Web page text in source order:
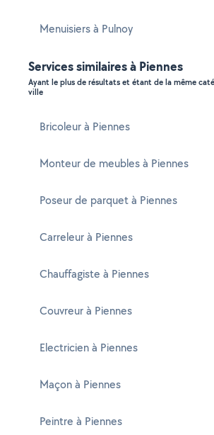
Menuisiers à Pulnoy
Services similaires à Piennes
Ayant le plus de résultats et étant de la même
ville
Bricoleur à Piennes
Monteur de meubles à Piennes
Poseur de parquet à Piennes
Carreleur à Piennes
Chauffagiste à Piennes
Couvreur à Piennes
Electricien à Piennes
Maçon à Piennes
Peintre à Piennes